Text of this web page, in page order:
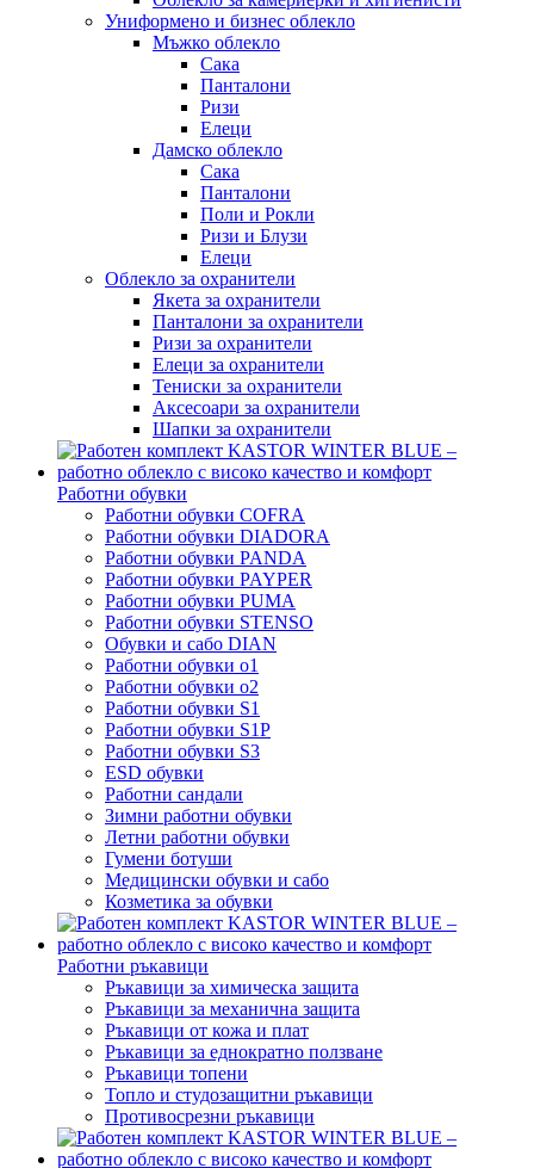
Униформено и бизнес облекло
Мъжко облекло
Сака
Панталони
Ризи
Елеци
Дамско облекло
Сака
Панталони
Поли и Рокли
Ризи и Блузи
Елеци
Облекло за охранители
Якета за охранители
Панталони за охранители
Ризи за охранители
Елеци за охранители
Тениски за охранители
Аксесоари за охранители
Шапки за охранители
Работни обувки
Работни обувки COFRA
Работни обувки DIADORA
Работни обувки PANDA
Работни обувки PAYPER
Работни обувки PUMA
Работни обувки STENSO
Обувки и сабо DIAN
Работни обувки o1
Работни обувки o2
Работни обувки S1
Работни обувки S1P
Работни обувки S3
ESD обувки
Работни сандали
Зимни работни обувки
Летни работни обувки
Гумени ботуши
Медицински обувки и сабо
Козметика за обувки
Работни ръкавици
Ръкавици за химическа защита
Ръкавици за механична защита
Ръкавици от кожа и плат
Ръкавици за еднократно ползване
Ръкавици топени
Топло и студозащитни ръкавици
Противосрезни ръкавици